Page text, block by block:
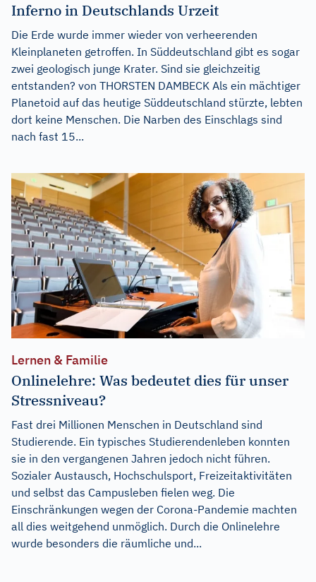
Inferno in Deutschlands Urzeit
Die Erde wurde immer wieder von verheerenden
Kleinplaneten getroffen. In Süddeutschland gibt es sogar
zwei geologisch junge Krater. Sind sie gleichzeitig
entstanden? von THORSTEN DAMBECK Als ein mächtiger
Planetoid auf das heutige Süddeutschland stürzte, lebten
dort keine Menschen. Die Narben des Einschlags sind
nach fast 15...
Lernen & Familie
Onlinelehre: Was bedeutet dies für unser
Stressniveau?
Fast drei Millionen Menschen in Deutschland sind
Studierende. Ein typisches Studierendenleben konnten
sie in den vergangenen Jahren jedoch nicht führen.
Sozialer Austausch, Hochschulsport, Freizeitaktivitäten
und selbst das Campusleben fielen weg. Die
Einschränkungen wegen der Corona-Pandemie machten
all dies weitgehend unmöglich. Durch die Onlinelehre
wurde besonders die räumliche und...